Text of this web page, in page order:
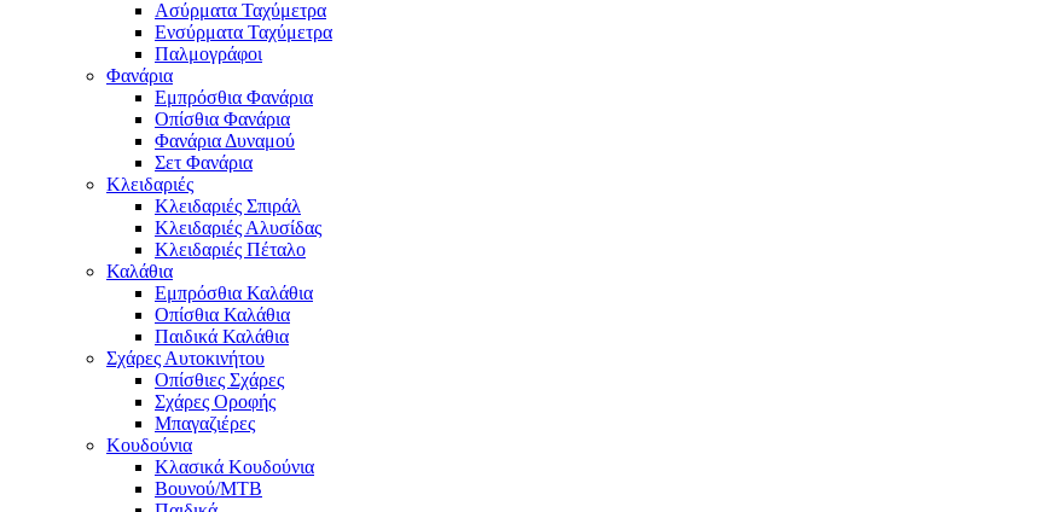
Ασύρματα Ταχύμετρα
Ενσύρματα Ταχύμετρα
Παλμογράφοι
Φανάρια
Εμπρόσθια Φανάρια
Οπίσθια Φανάρια
Φανάρια Δυναμού
Σετ Φανάρια
Κλειδαριές
Κλειδαριές Σπιράλ
Κλειδαριές Αλυσίδας
Κλειδαριές Πέταλο
Καλάθια
Εμπρόσθια Καλάθια
Οπίσθια Καλάθια
Παιδικά Καλάθια
Σχάρες Αυτοκινήτου
Οπίσθιες Σχάρες
Σχάρες Οροφής
Μπαγαζιέρες
Κουδούνια
Κλασικά Κουδούνια
Βουνού/MTB